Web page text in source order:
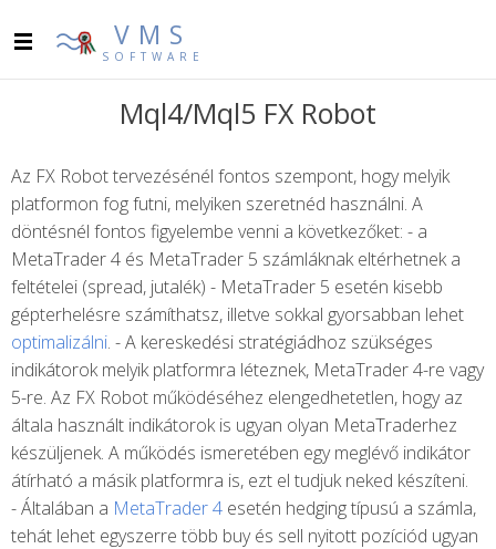
VMS
SOFTWARE
Mql4/Mql5 FX Robot
Az FX Robot tervezésénél fontos szempont, hogy melyik
platformon fog futni, melyiken szeretnéd használni. A
döntésnél fontos figyelembe venni a következőket: - a
MetaTrader 4 és MetaTrader 5 számláknak eltérhetnek a
feltételei (spread, jutalék) - MetaTrader 5 esetén kisebb
gépterhelésre számíthatsz, illetve sokkal gyorsabban lehet
optimalizálni. - A kereskedési stratégiádhoz szükséges
indikátorok melyik platformra léteznek, MetaTrader 4-re vagy
5-re. Az FX Robot működéséhez elengedhetetlen, hogy az
általa használt indikátorok is ugyan olyan MetaTraderhez
készüljenek. A működés ismeretében egy meglévő indikátor
átírható a másik platformra is, ezt el tudjuk neked készíteni.
- Általában a MetaTrader 4 esetén hedging típusú a számla,
tehát lehet egyszerre több buy és sell nyitott pozíciód ugyan